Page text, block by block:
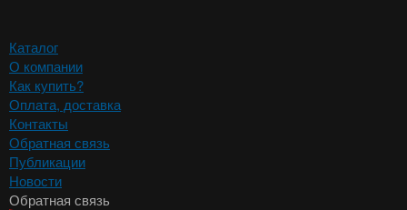
Каталог
О компании
Как купить?
Оплата, доставка
Контакты
Обратная связь
Публикации
Новости
Обратная связь